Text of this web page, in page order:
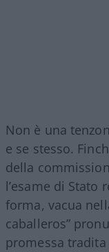
Non è una
e se stesso.
della
l’esame di Stato
forma, vacua
caballeros”
promessa